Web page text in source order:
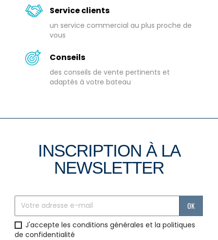
Service clients
un service commercial au plus proche de
vous
Conseils
des conseils de vente pertinents et
adaptés à votre bateau
INSCRIPTION À LA
NEWSLETTER
J'accepte les conditions générales et la politiques
de confidentialité